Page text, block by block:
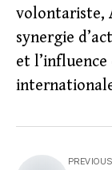
volontariste,
synergie
et